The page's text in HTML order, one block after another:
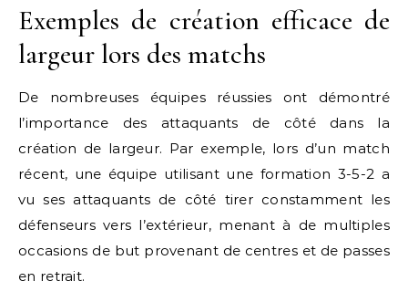
Exemples de création efficace de
largeur lors des matchs
De nombreuses équipes réussies ont démontré
l’importance des attaquants de côté dans la
création de largeur. Par exemple, lors d’un match
récent, une équipe utilisant une formation 3-5-2 a
vu ses attaquants de côté tirer constamment les
défenseurs vers l’extérieur, menant à de multiples
occasions de but provenant de centres et de passes
en retrait.